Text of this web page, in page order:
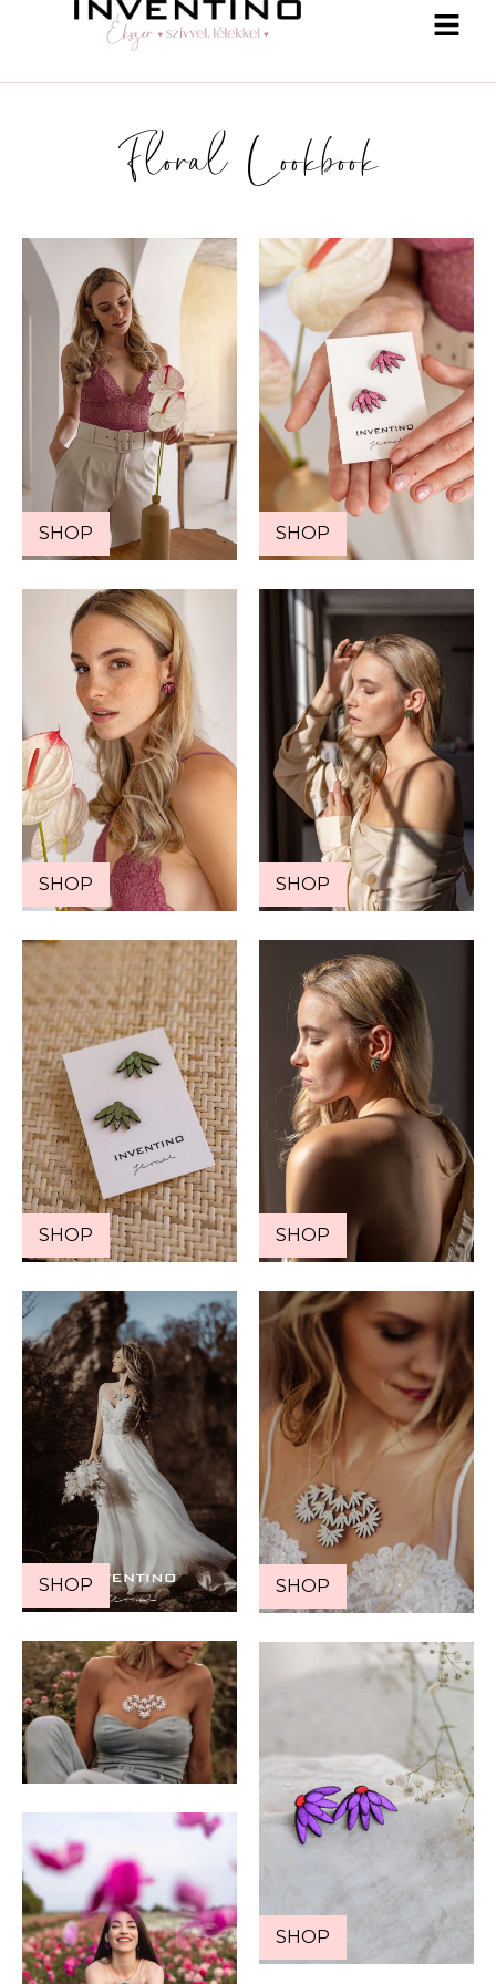
Floral Lookbook
SHOP SHOP
SHOP SHOP
SHOP SHOP
SHOP SHOP
SHOP